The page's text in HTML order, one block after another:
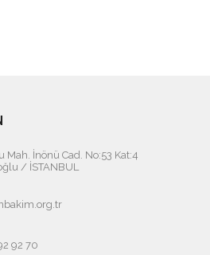
Mah. İnönü Cad. No:53 Kat:4
/ İSTANBUL
92 70